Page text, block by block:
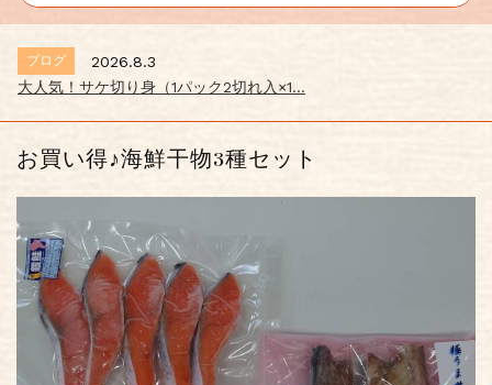
ブログ
2026.8.3
大人気！サケ切り身（1パック2切れ入×1...
お買い得♪海鮮干物3種セット